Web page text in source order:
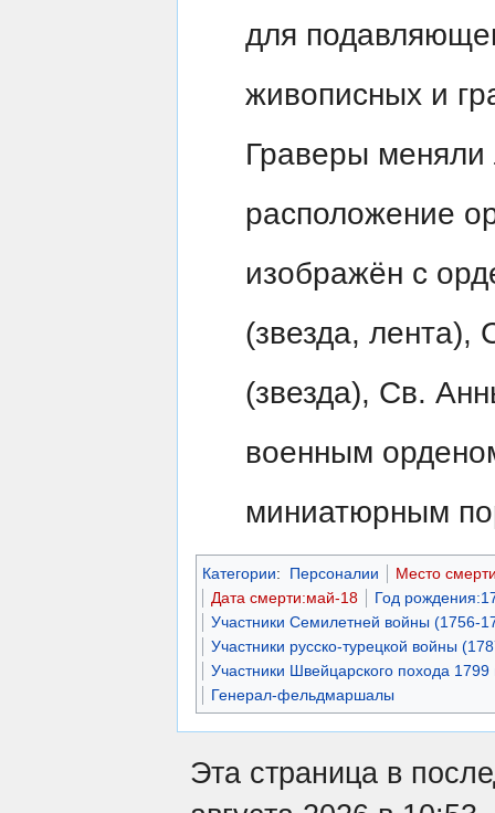
для
живописных и
Граверы
расположение
изображён с
(звезда, лента),
(звезда), Св.
военным
миниатюрным
Категории: Персоналии
Место
Дата смерти:май-18
Год
Участники Семилетней войны (1756-
Участники русско-турецкой войны
Участники Швейцарского похода 1799
Генерал-фельдмаршалы
Эта страница в